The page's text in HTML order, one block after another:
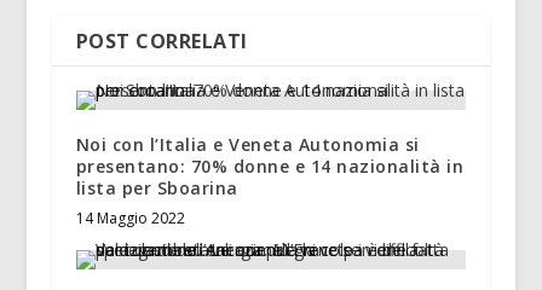
POST CORRELATI
Noi con l’Italia e Veneta Autonomia si
presentano: 70% donne e 14 nazionalità in
lista per Sboarina
14 Maggio 2022